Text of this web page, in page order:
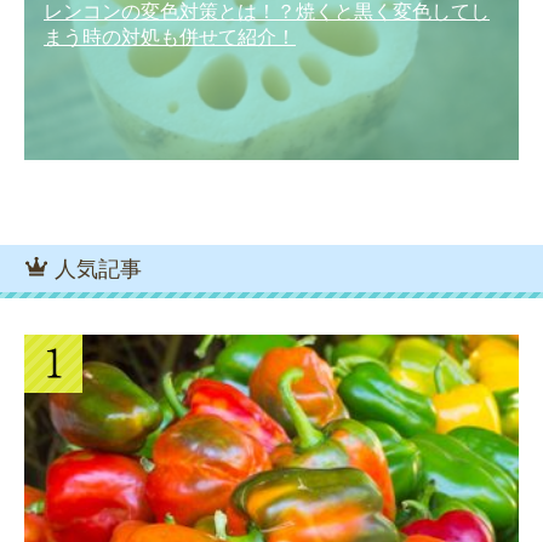
レンコンの変色対策とは！？焼くと黒く変色してし
まう時の対処も併せて紹介！
人気記事